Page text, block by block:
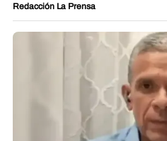
Redacción La Prensa